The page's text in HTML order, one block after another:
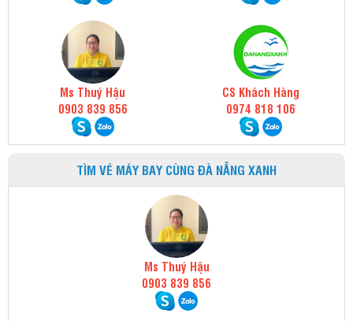
Ms Thuý Hậu
0903 839 856
CS Khách Hàng
0974 818 106
TÌM VÉ MÁY BAY CÙNG ĐÀ NẴNG XANH
Ms Thuý Hậu
0903 839 856